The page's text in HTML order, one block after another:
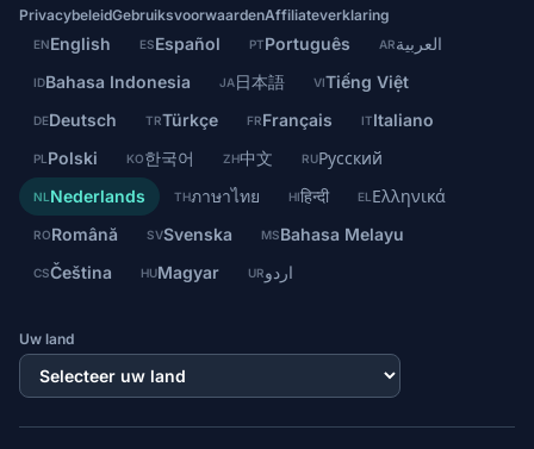
PrivacybeleidGebruiksvoorwaardenAffiliateverklaring
ENEnglish ESEspañol PTPortuguês ARالعربية
IDBahasa Indonesia JA日本語 VITiếng Việt
DEDeutsch TRTürkçe FRFrançais ITItaliano
PL Polski KO한국어 ZH中文 RUРусский
NL Nederlands THภาษาไทย HIहिन्दी EL Ελληνικά
RORomână SVSvenska MSBahasa Melayu
CSČeština HUMagyar URاردو
Uw land